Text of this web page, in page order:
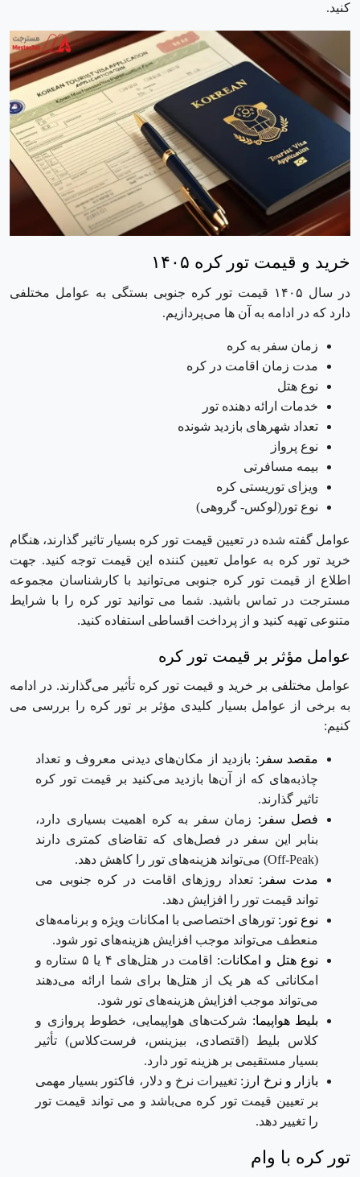
کنید.
خرید و قیمت تور کره ۱۴۰۵
در سال ۱۴۰۵ قیمت تور کره جنوبی بستگی به عوامل مختلفی
دارد که در ادامه به آن ها می‌پردازیم.
زمان سفر به کره
مدت زمان اقامت در کره
نوع هتل
خدمات ارائه دهنده تور
تعداد شهر‌های بازدید شونده
نوع پرواز
بیمه مسافرتی
ویزای توریستی کره
نوع تور(لوکس- گروهی)
عوامل گفته شده در تعیین قیمت تور کره بسیار تاثیر گذارند، هنگام
خرید تور کره به عوامل تعیین کننده این قیمت توجه کنید. جهت
اطلاع از قیمت تور کره جنوبی می‌توانید با کارشناسان مجموعه
مسترجت در تماس باشید. شما می توانید تور کره را با شرایط
متنوعی تهیه کنید و از پرداخت اقساطی استفاده کنید.
عوامل مؤثر بر قیمت تور کره
عوامل مختلفی بر خرید و قیمت تور کره تأثیر می‌گذارند. در ادامه
به برخی از عوامل بسیار کلیدی مؤثر بر تور کره را بررسی می
کنیم:
مقصد سفر: بازدید از مکان‌های دیدنی معروف و تعداد
چاذبه‌های که از آن‌ها بازدید می‌کنید بر قیمت تور کره
تاثیر گذارند.
فصل سفر: زمان سفر به کره اهمیت بسیاری دارد،
بنابر این سفر در فصل‌های که تقاضای کمتری دارند
(Off-Peak) می‌تواند هزینه‌های تور را کاهش دهد.
مدت سفر: تعداد روزهای اقامت در کره جنوبی می
تواند قیمت تور را افزایش دهد.
نوع تور: تورهای اختصاصی با امکانات ویژه و برنامه‌های
منعطف می‌تواند موجب افزایش هزینه‌های تور شود.
نوع هتل و امکانات:
اقامت در هتل‌های ۴ یا ۵ ستاره و
امکاناتی که هر یک از هتل‌ها برای شما ارائه می‌دهند
می‌تواند موجب افزایش هزینه‌های تور شود.
بلیط هواپیما: شرکت‌های هواپیمایی، خطوط پروازی و
کلاس بلیط (اقتصادی، بیزینس، فرست‌کلاس) تأثیر
بسیار مستقیمی بر هزینه تور دارد.
بازار و نرخ ارز: تغییرات نرخ و دلار، فاکتور بسیار مهمی
بر تعیین قیمت تور کره می‌باشد و می تواند قیمت تور
را تغییر دهد.
تور کره با وام